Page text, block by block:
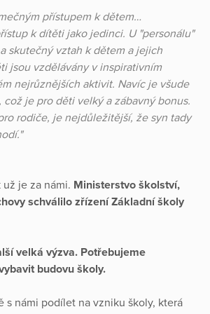
přístupem k dětem…
k dítěti jako jedinci. U "personálu"
skutečný vztah k dětem a jejich
jsou vzdělávány v inspirativním
nejrůznějších aktivit. Navíc je všude
což je pro děti velký a zábavný bonus.
rodiče, je nejdůležitější, že syn tady
je za námi. Ministerstvo školství,
schválilo zřízení Základní školy
velká výzva. Potřebujeme
budovu školy.
s námi podílet na vzniku školy, která